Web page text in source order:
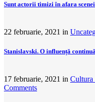
Sunt actorii timizi în afara
22 februarie, 2021 in
Stanislavski. O influență
17 februarie, 2021 in Cultura
Comments